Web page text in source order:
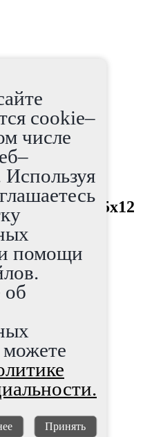
200х125х12
cookie–
числе
Используя
помощи
об
Принять